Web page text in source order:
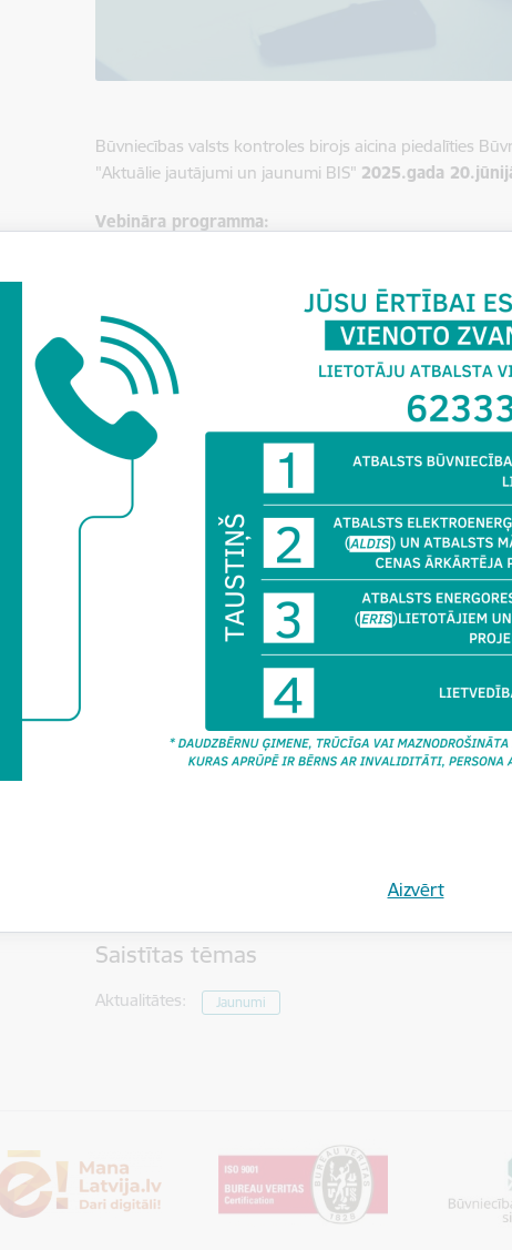
Aizvērt
Būvniecības valsts kontroles birojs aicina piedalīties
"Aktuālie jautājumi un jaunumi BIS" 2025.gada
Vebināra programma:
Būvspeciālistu prakses izmaiņas;
Uzlabojumi būvprojekta sagatavošanā un lapu
Uzlabojumi “Kļūda iesniedzot” apstrādei;
Papildinājumi pie nodošanas ekspluatācijā:
Atzinumu kontrole pie nodošanas ekspluatācijā;
Brīdinājums par nesaskaņotiem būvprojekta
Brīdinājums par atlikto ekspertīzi būvprojektā;
Pazīme par energosertifikācijas nepieciešamību;
Brīdinājums par būves novirzēm no
Skaņas izolācijas mērījuma pievienošana.
Pieslēgšanās saite un iespēja pievienot pasākumu
Vebinārs tiks ierakstīts un ieraksts būs pieejams BIS
. Iepriekšēja pieteikšanās nav nepieciešama un
Jautājumu vai neskaidrību gadījumā, lūdzam
Saistītas tēmas
Aktualitātes: Jaunumi